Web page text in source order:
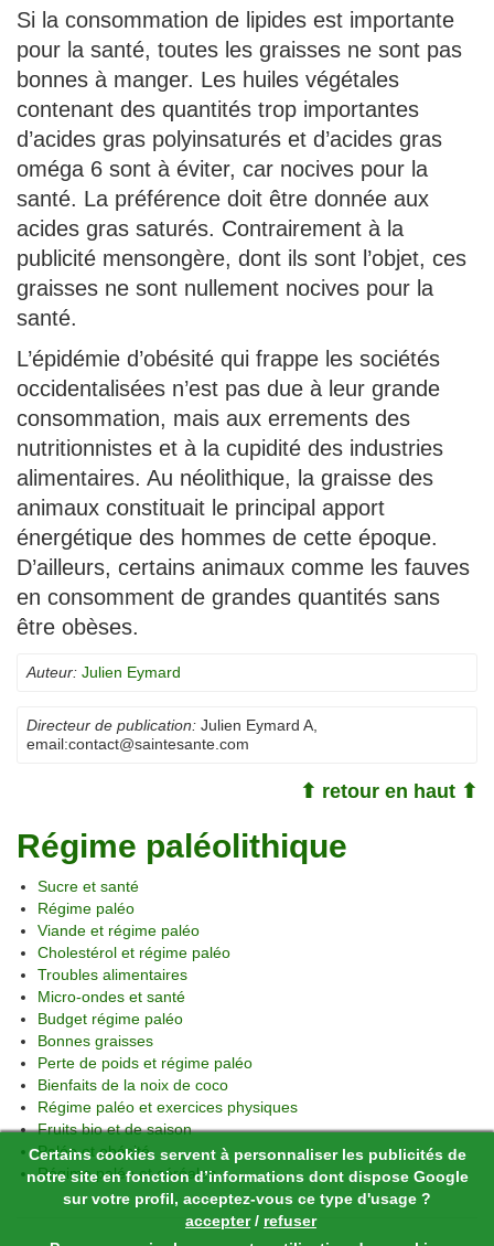
Certains cookies servent à personnaliser les publicités de
notre site en fonction d’informations dont dispose Google
sur votre profil, acceptez-vous ce type d'usage ?
accepter/ refuser
Si la consommation de lipides est importante
pour la santé, toutes les graisses ne sont pas
bonnes à manger. Les huiles végétales
contenant des quantités trop importantes
d’acides gras polyinsaturés et d’acides gras
oméga 6 sont à éviter, car nocives pour la
santé. La préférence doit être donnée aux
acides gras saturés. Contrairement à la
publicité mensongère, dont ils sont l’objet, ces
graisses ne sont nullement nocives pour la
santé.
L’épidémie d’obésité qui frappe les sociétés
occidentalisées n’est pas due à leur grande
consommation, mais aux errements des
nutritionnistes et à la cupidité des industries
alimentaires. Au néolithique, la graisse des
animaux constituait le principal apport
énergétique des hommes de cette époque.
D’ailleurs, certains animaux comme les fauves
en consomment de grandes quantités sans
être obèses.
Auteur: Julien Eymard
Directeur de publication: Julien Eymard A,
email:contact@saintesante.com
⬆ retour en haut ⬆
Régime paléolithique
Sucre et santé
Régime paléo
Viande et régime paléo
Cholestérol et régime paléo
Troubles alimentaires
Micro-ondes et santé
Budget régime paléo
Bonnes graisses
Perte de poids et régime paléo
Bienfaits de la noix de coco
Régime paléo et exercices physiques
Fruits bio et de saison
Paléo et obésité
Régime paléo et céréales